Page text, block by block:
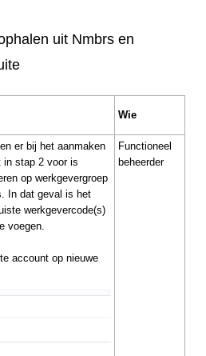
uit Nmbrs en
Wie
er bij het aanmaken
in stap 2 voor is
op werkgevergroep
In dat geval is het
werkgevercode(s)
voegen.
account op nieuwe
Functioneel
beheerder